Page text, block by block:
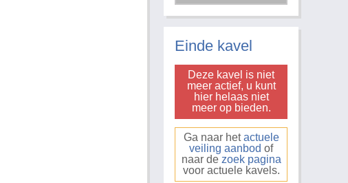
Einde kavel
Deze kavel is niet
meer actief, u kunt
hier helaas niet
meer op bieden.
Ga naar hetactuele
veiling aanbod of
naar de zoek pagina
voor actuele kavels.